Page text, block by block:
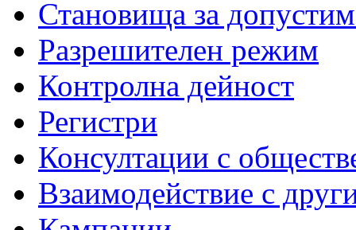
Становища за
Разрешителен режим
Контролна дейност
Регистри
Консултации с
Взаимодействие с